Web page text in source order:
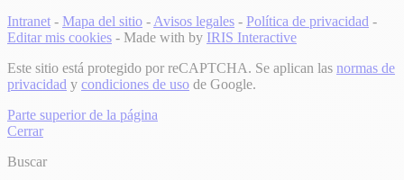
Intranet - Mapa del sitio - Avisos legales - Política de privacidad -
Editar mis cookies - Made with by IRIS Interactive
Este sitio está protegido por reCAPTCHA. Se aplican las normas de
privacidad y condiciones de uso de Google.
Parte superior de la página
Cerrar
Buscar